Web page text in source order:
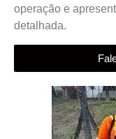
operação e
detalhada.